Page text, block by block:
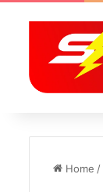
Home /